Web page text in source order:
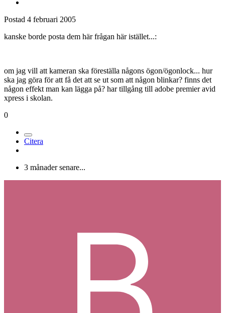
Postad 4 februari 2005
kanske borde posta dem här frågan här istället...:
om jag vill att kameran ska föreställa någons ögon/ögonlock... hur
ska jag göra för att få det att se ut som att någon blinkar? finns det
någon effekt man kan lägga på? har tillgång till adobe premier avid
xpress i skolan.
0
Citera
3 månader senare...